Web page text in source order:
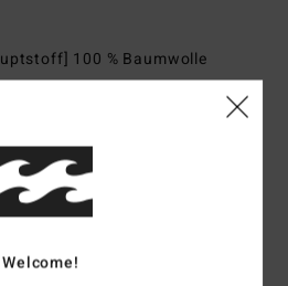
100 % Baumwolle
Welcome!